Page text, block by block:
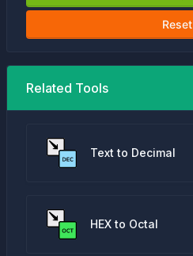
Reset
Related Tools
Text to Decimal
HEX to Octal